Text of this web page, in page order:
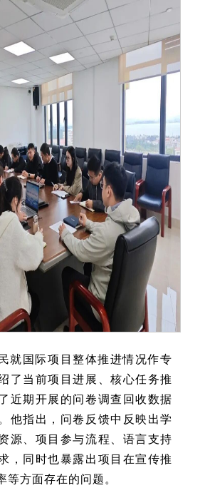
就国际项目整体推进情况作专
了当前项目进展、核心任务推
近期开展的问卷调查回收数据
他指出，问卷反馈中反映出学
源、项目参与流程、语言支持
，同时也暴露出项目在宣传推
等方面存在的问题。